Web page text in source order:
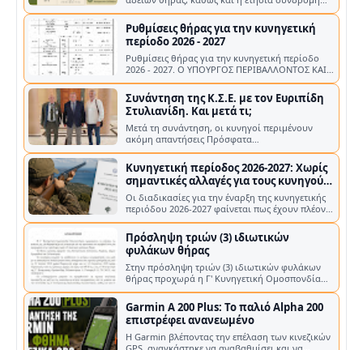
ΕΝΕΡΓΕΙΑΣ Α. ΔΙΑΡΚΕΙΑ ΚΥΝΗΓΕΤΙΚΗΣ …
Συνάντηση της Κ.Σ.Ε. με τον Ευριπίδη
Στυλιανίδη. Και μετά τι;
Μετά τη συνάντηση, οι κυνηγοί περιμένουν
ακόμη απαντήσεις Πρόσφατα
πραγματοποιήθηκε συνάντηση της Κυνηγετικής
Συνομοσπο…
Κυνηγετική περίοδος 2026-2027: Χωρίς
σημαντικές αλλαγές για τους κυνηγούς
– Νέα κατανομή στα τέλη των αδειών
θήρας
Οι διαδικασίες για την έναρξη της κυνηγετικής
περιόδου 2026-2027 φαίνεται πως έχουν πλέον
ολοκληρωθεί σε επίπεδο υπουργ…
Πρόσληψη τριών (3) ιδιωτικών
φυλάκων θήρας
Στην πρόσληψη τριών (3) ιδιωτικών φυλάκων
θήρας προχωρά η Γ' Κυνηγετική Ομοσπονδία
Πελοποννήσου (Γ' Κ.Ο.Π.) , με στόχο …
Garmin A 200 Plus: Το παλιό Alpha 200
επιστρέφει ανανεωμένο
Η Garmin βλέποντας την επέλαση των κινεζικών
GPS, αναγκάστηκε να αναβαθμίσει και να
επανακυκλοφορήσει το παλιό A200 Η G…
Όταν η Τεχνητή Νοημοσύνη
αποφάσισε ότι η Κύπρος… ανήκει στην
Τουρκία!
Χθες το βράδυ ολοκλήρωσα το νέο βίντεο για το
κανάλι του kinigetika.gr στο YouTube και